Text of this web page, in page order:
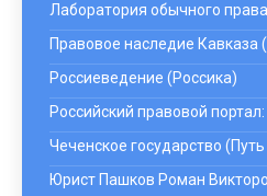
Лаборатория обычного
Правовое наследие Кавказа
Россиеведение (Россика)
Российский правовой
Чеченское государство
Юрист Пашков Роман